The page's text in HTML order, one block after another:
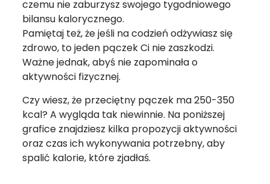
czemu nie zaburzysz swojego tygodniowego
bilansu kalorycznego.
Pamiętaj też, że jeśli na codzień odżywiasz się
zdrowo, to jeden pączek Ci nie zaszkodzi.
Ważne jednak, abyś nie zapominała o
aktywności fizycznej.
Czy wiesz, że przeciętny pączek ma 250-350
kcal? A wygląda tak niewinnie. Na poniższej
grafice znajdziesz kilka propozycji aktywności
oraz czas ich wykonywania potrzebny, aby
spalić kalorie, które zjadłaś.